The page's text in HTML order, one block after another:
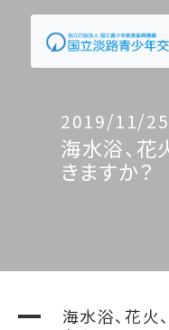
2019/11/25
海水浴、花
きますか？
A
海水浴、花火